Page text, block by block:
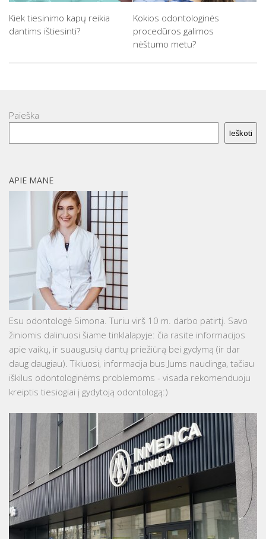
Kiek tiesinimo kapų reikia
dantims ištiesinti?
Kokios odontologinės
procedūros galimos
nėštumo metu?
Paieška
Ieškoti
APIE MANE
Esu odontologė Simona. Turiu virš 10 m. darbo patirtį. Savo
žiniomis dalinuosi šiame tinklalapyje: čia rasite informacijos
apie vaikų, ir suaugusių dantų priežiūrą bei gydymą (ir dar
daug daugiau). Tikiuosi, informacija bus Jums naudinga, tačiau
iškilus odontologinėms problemoms - visada rekomenduoju
kreiptis tiesiogiai į gydytoją odontologą:)